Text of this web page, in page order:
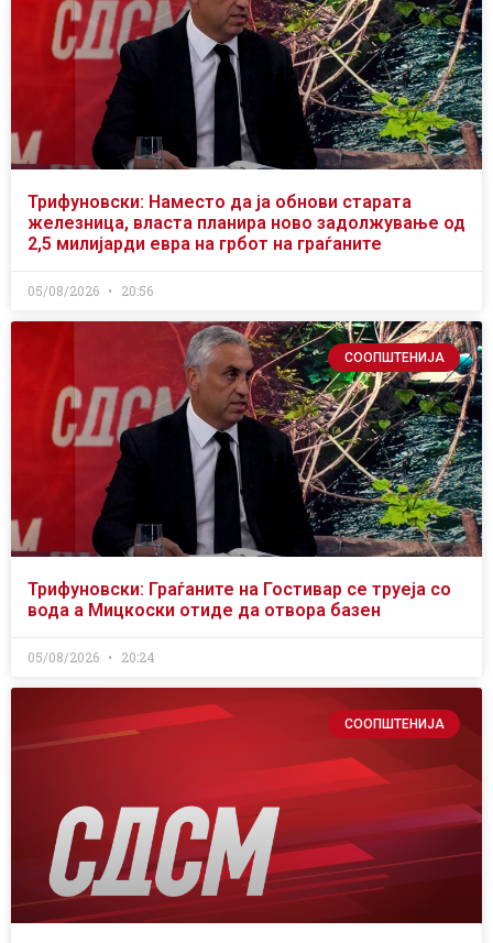
Трифуновски: Наместо да ја обнови старата
железница, власта планира ново задолжување од
2,5 милијарди евра на грбот на граѓаните
05/08/2026 20:56
СООПШТЕНИЈА
Трифуновски: Граѓаните на Гостивар се труеја со
вода а Мицкоски отиде да отвора базен
05/08/2026 20:24
СООПШТЕНИЈА